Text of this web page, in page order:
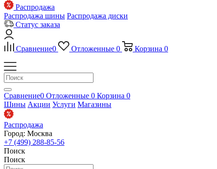
Распродажа
Распродажа шины Распродажа диски
Статус заказа
Сравнение0 Отложенные 0 Корзина 0
Сравнение0 Отложенные 0 Корзина 0
Шины Акции Услуги Магазины
Распродажа
Город: Москва
+7 (499) 288-85-56
Поиск
Поиск